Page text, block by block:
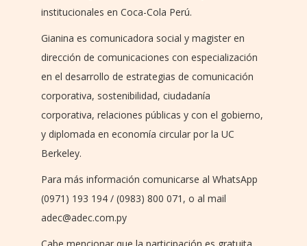
institucionales en Coca-Cola Perú.
Gianina es comunicadora social y magister en
dirección de comunicaciones con especialización
en el desarrollo de estrategias de comunicación
corporativa, sostenibilidad, ciudadanía
corporativa, relaciones públicas y con el gobierno,
y diplomada en economía circular por la UC
Berkeley.
Para más información comunicarse al WhatsApp
(0971) 193 194 / (0983) 800 071, o al mail
adec@adec.com.py